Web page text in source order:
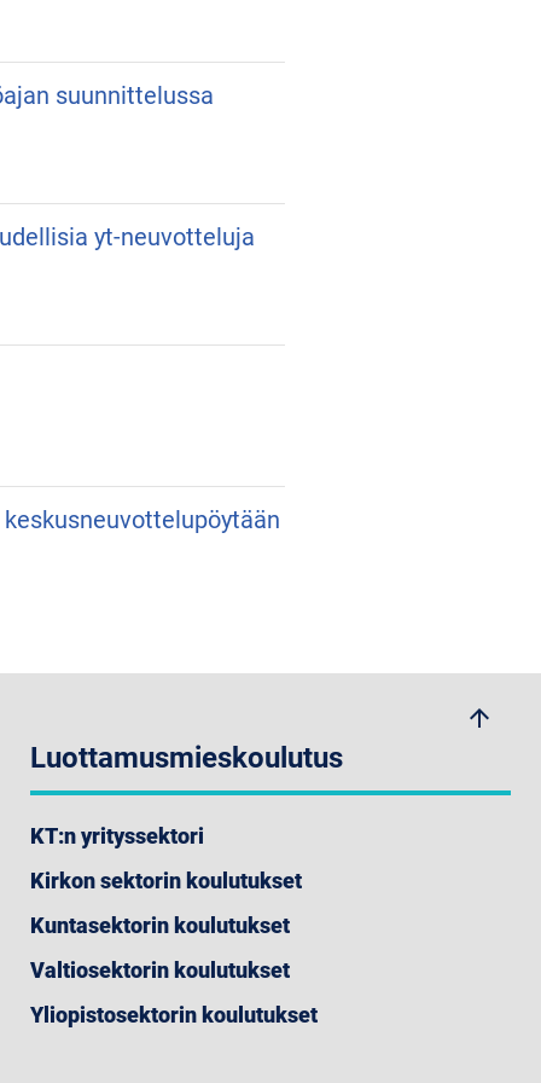
suunnittelussa
yt-neuvotteluja
arrow_upwards
Luottamusmieskoulutus
KT:n yrityssektori
Kirkon sektorin koulutukset
Kuntasektorin koulutukset
Valtiosektorin koulutukset
Yliopistosektorin koulutukset